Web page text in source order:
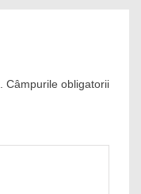
Câmpurile obligatorii